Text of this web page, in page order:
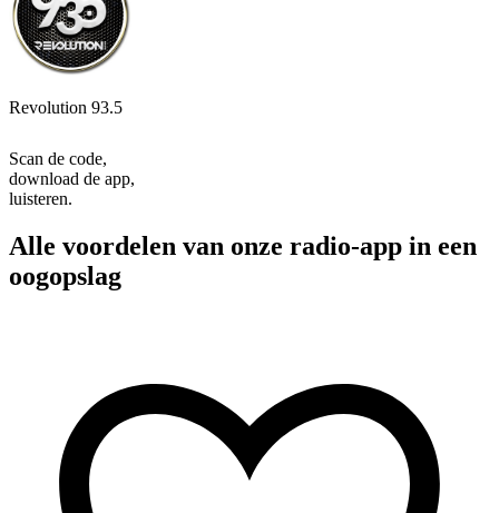
Revolution 93.5
Scan de code,
download de app,
luisteren.
Alle voordelen van onze radio-app in een
oogopslag